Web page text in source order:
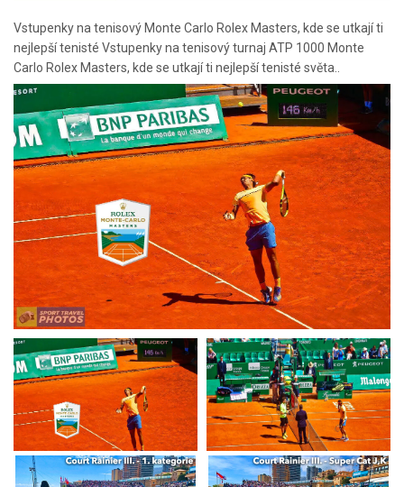
Vstupenky na tenisový Monte Carlo Rolex Masters, kde se utkají ti
nejlepší tenisté Vstupenky na tenisový turnaj ATP 1000 Monte
Carlo Rolex Masters, kde se utkají ti nejlepší tenisté světa..